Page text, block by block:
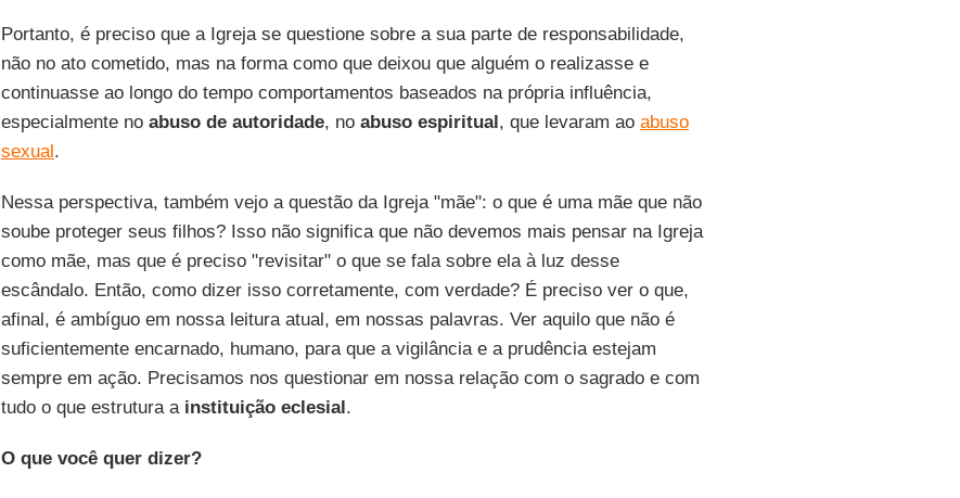
Portanto, é preciso que a Igreja se questione sobre a sua parte de responsabilidade,
não no ato cometido, mas na forma como que deixou que alguém o realizasse e
continuasse ao longo do tempo comportamentos baseados na própria influência,
especialmente no abuso de autoridade, no abuso espiritual, que levaram ao abuso
sexual.
Nessa perspectiva, também vejo a questão da Igreja "mãe": o que é uma mãe que não
soube proteger seus filhos? Isso não significa que não devemos mais pensar na Igreja
como mãe, mas que é preciso "revisitar" o que se fala sobre ela à luz desse
escândalo. Então, como dizer isso corretamente, com verdade? É preciso ver o que,
afinal, é ambíguo em nossa leitura atual, em nossas palavras. Ver aquilo que não é
suficientemente encarnado, humano, para que a vigilância e a prudência estejam
sempre em ação. Precisamos nos questionar em nossa relação com o sagrado e com
tudo o que estrutura a instituição eclesial.
O que você quer dizer?